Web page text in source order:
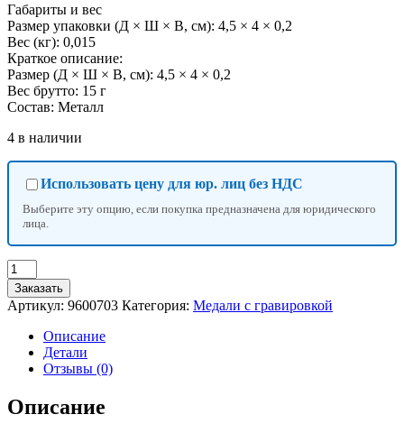
Габариты и вес
Размер упаковки (Д × Ш × В, см): 4,5 × 4 × 0,2
Вес (кг): 0,015
Краткое описание:
Размер (Д × Ш × В, см): 4,5 × 4 × 0,2
Вес брутто: 15 г
Состав: Металл
4 в наличии
Использовать цену для юр. лиц без НДС
Выберите эту опцию, если покупка предназначена для юридического
лица.
Количество
товара
Медаль
под
нанесение
бронза,
без
ленты,
Заказать
Артикул: 9600703 Категория: Медали с гравировкой
Описание
Детали
Отзывы (0)
Описание